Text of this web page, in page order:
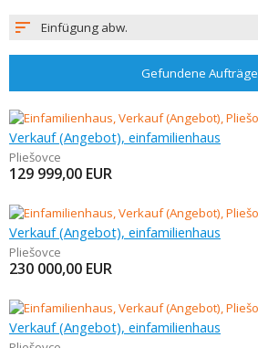
Einfügung abw.
Gefundene Aufträge
Verkauf (Angebot), einfamilienhaus
Pliešovce
129 999,00 EUR
Verkauf (Angebot), einfamilienhaus
Pliešovce
230 000,00 EUR
Verkauf (Angebot), einfamilienhaus